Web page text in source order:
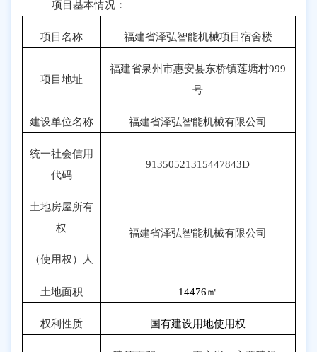
项目基本情况：
项目名称 福建省泽弘智能机械项目宿舍楼
项目地址
福建省泉州市惠安县东桥镇莲塘村999
号
建设单位名称 福建省泽弘智能机械有限公司
统一社会信用
代码
91350521315447843D
土地房屋所有
权
（使用权）人
福建省泽弘智能机械有限公司
土地面积 14476㎡
权利性质 国有建设用地使用权